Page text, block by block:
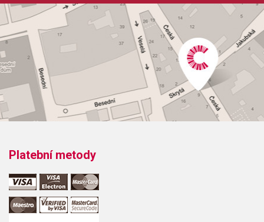
Platební metody